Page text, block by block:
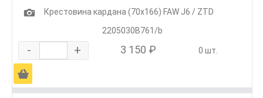
1
Крестовина кардана (70х166) FAW J6 / ZTD
2205030B761/b
- + 3 150 ₽ 0 шт.
Ä